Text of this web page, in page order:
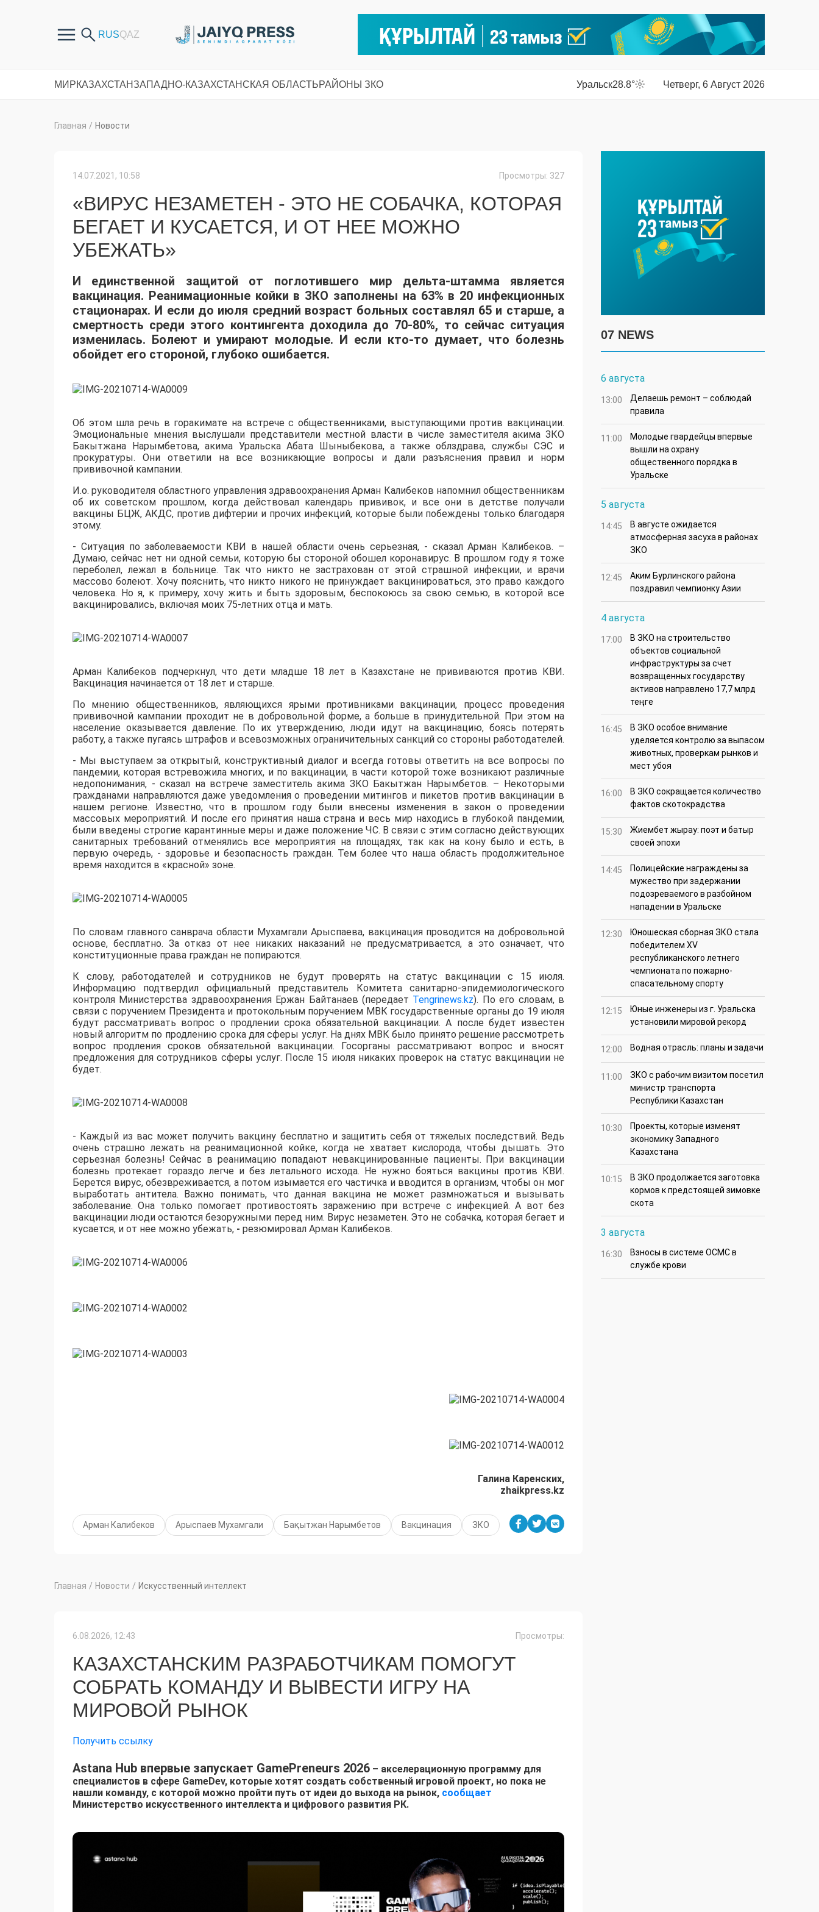
МИРКАЗАХСТАНЗАПАДНО-КАЗАХСТАНСКАЯ ОБЛАСТЬРАЙОНЫ ЗКО Уральск28.8° Четверг, 6 Август 2026
Главная / Новости
14.07.2021, 10:58 Просмотры: 327
«ВИРУС НЕЗАМЕТЕН - ЭТО НЕ СОБАЧКА, КОТОРАЯ
БЕГАЕТ И КУСАЕТСЯ, И ОТ НЕЕ МОЖНО
УБЕЖАТЬ»
И единственной защитой от поглотившего мир дельта-штамма является
вакцинация. Реанимационные койки в ЗКО заполнены на 63% в 20 инфекционных
стационарах. И если до июля средний возраст больных составлял 65 и старше, а
смертность среди этого контингента доходила до 70-80%, то сейчас ситуация
изменилась. Болеют и умирают молодые. И если кто-то думает, что болезнь
обойдет его стороной, глубоко ошибается.
Об этом шла речь в горакимате на встрече с общественниками, выступающими против вакцинации.
Эмоциональные мнения выслушали представители местной власти в числе заместителя акима ЗКО
Бакытжана Нарымбетова, акима Уральска Абата Шыныбекова, а также облздрава, службы СЭС и
прокуратуры. Они ответили на все возникающие вопросы и дали разъяснения правил и норм
прививочной кампании.
И.о. руководителя областного управления здравоохранения Арман Калибеков напомнил общественникам
об их советском прошлом, когда действовал календарь прививок, и все они в детстве получали
вакцины БЦЖ, АКДС, против дифтерии и прочих инфекций, которые были побеждены только благодаря
этому.
- Ситуация по заболеваемости КВИ в нашей области очень серьезная, - сказал Арман Калибеков. –
Думаю, сейчас нет ни одной семьи, которую бы стороной обошел коронавирус. В прошлом году я тоже
переболел, лежал в больнице. Так что никто не застрахован от этой страшной инфекции, и врачи
массово болеют. Хочу пояснить, что никто никого не принуждает вакцинироваться, это право каждого
человека. Но я, к примеру, хочу жить и быть здоровым, беспокоюсь за свою семью, в которой все
вакцинировались, включая моих 75-летних отца и мать.
Арман Калибеков подчеркнул, что дети младше 18 лет в Казахстане не прививаются против КВИ.
Вакцинация начинается от 18 лет и старше.
По мнению общественников, являющихся ярыми противниками вакцинации, процесс проведения
прививочной кампании проходит не в добровольной форме, а больше в принудительной. При этом на
население оказывается давление. По их утверждению, люди идут на вакцинацию, боясь потерять
работу, а также пугаясь штрафов и всевозможных ограничительных санкций со стороны работодателей.
- Мы выступаем за открытый, конструктивный диалог и всегда готовы ответить на все вопросы по
пандемии, которая встревожила многих, и по вакцинации, в части которой тоже возникают различные
недопонимания, - сказал на встрече заместитель акима ЗКО Бакытжан Нарымбетов. – Некоторыми
гражданами направляются даже уведомления о проведении митингов и пикетов против вакцинации в
нашем регионе. Известно, что в прошлом году были внесены изменения в закон о проведении
массовых мероприятий. И после его принятия наша страна и весь мир находись в глубокой пандемии,
были введены строгие карантинные меры и даже положение ЧС. В связи с этим согласно действующих
санитарных требований отменялись все мероприятия на площадях, так как на кону было и есть, в
первую очередь, - здоровье и безопасность граждан. Тем более что наша область продолжительное
время находится в «красной» зоне.
По словам главного санврача области Мухамгали Арыспаева, вакцинация проводится на добровольной
основе, бесплатно. За отказ от нее никаких наказаний не предусматривается, а это означает, что
конституционные права граждан не попираются.
К слову, работодателей и сотрудников не будут проверять на статус вакцинации с 15 июля.
Информацию подтвердил официальный представитель Комитета санитарно-эпидемиологического
контроля Министерства здравоохранения Ержан Байтанаев (передает Tengrinews.kz). По его словам, в
связи с поручением Президента и протокольным поручением МВК государственные органы до 19 июля
будут рассматривать вопрос о продлении срока обязательной вакцинации. А после будет известен
новый алгоритм по продлению срока для сферы услуг. На днях МВК было принято решение рассмотреть
вопрос продления сроков обязательной вакцинации. Госорганы рассматривают вопрос и вносят
предложения для сотрудников сферы услуг. После 15 июля никаких проверок на статус вакцинации не
будет.
- Каждый из вас может получить вакцину бесплатно и защитить себя от тяжелых последствий. Ведь
очень страшно лежать на реанимационной койке, когда не хватает кислорода, чтобы дышать. Это
серьезная болезнь! Сейчас в реанимацию попадают невакцинированные пациенты. При вакцинации
болезнь протекает гораздо легче и без летального исхода. Не нужно бояться вакцины против КВИ.
Берется вирус, обезвреживается, а потом изымается его частичка и вводится в организм, чтобы он мог
выработать антитела. Важно понимать, что данная вакцина не может размножаться и вызывать
заболевание. Она только помогает противостоять заражению при встрече с инфекцией. А вот без
вакцинации люди остаются безоружными перед ним. Вирус незаметен. Это не собачка, которая бегает и
кусается, и от нее можно убежать, - резюмировал Арман Калибеков.
Галина Каренских,
zhaikpress.kz
Арман Калибеков Арыспаев Мухамгали Бақытжан Нарымбетов Вакцинация ЗКО
Главная / Новости / Искусственный интеллект
6.08.2026, 12:43 Просмотры:
КАЗАХСТАНСКИМ РАЗРАБОТЧИКАМ ПОМОГУТ
СОБРАТЬ КОМАНДУ И ВЫВЕСТИ ИГРУ НА
МИРОВОЙ РЫНОК
Получить ссылку
Astana Hub впервые запускает GamePreneurs 2026 – акселерационную программу для
специалистов в сфере GameDev, которые хотят создать собственный игровой проект, но пока не
нашли команду, с которой можно пройти путь от идеи до выхода на рынок, сообщает
Министерство искусственного интеллекта и цифрового развития РК.
07 NEWS
6 августа
13:00
Делаешь ремонт – соблюдай
правила
11:00
Молодые гвардейцы впервые
вышли на охрану
общественного порядка в
Уральске
5 августа
14:45
В августе ожидается
атмосферная засуха в районах
ЗКО
12:45
Аким Бурлинского района
поздравил чемпионку Азии
4 августа
17:00
В ЗКО на строительство
объектов социальной
инфраструктуры за счет
возвращенных государству
активов направлено 17,7 млрд
теңге
16:45
В ЗКО особое внимание
уделяется контролю за выпасом
животных, проверкам рынков и
мест убоя
16:00
В ЗКО сокращается количество
фактов скотокрадства
15:30
Жиембет жырау: поэт и батыр
своей эпохи
14:45
Полицейские награждены за
мужество при задержании
подозреваемого в разбойном
нападении в Уральске
12:30
Юношеская сборная ЗКО стала
победителем XV
республиканского летнего
чемпионата по пожарно-
спасательному спорту
12:15
Юные инженеры из г. Уральска
установили мировой рекорд
12:00 Водная отрасль: планы и задачи
11:00
ЗКО с рабочим визитом посетил
министр транспорта
Республики Казахстан
10:30
Проекты, которые изменят
экономику Западного
Казахстана
10:15
В ЗКО продолжается заготовка
кормов к предстоящей зимовке
скота
3 августа
16:30
Взносы в системе ОСМС в
службе крови